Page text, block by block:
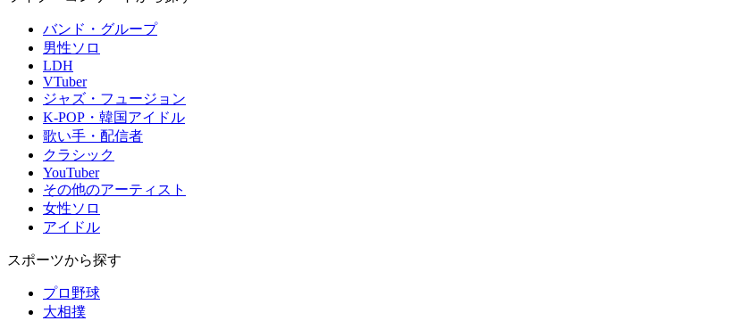
バンド・グループ
男性ソロ
LDH
VTuber
ジャズ・フュージョン
K-POP・韓国アイドル
歌い手・配信者
クラシック
YouTuber
その他のアーティスト
女性ソロ
アイドル
スポーツから探す
プロ野球
大相撲